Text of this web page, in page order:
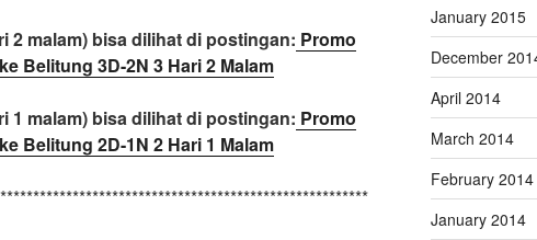
2 malam) bisa dilihat di postingan: Promo
Belitung 3D-2N 3 Hari 2 Malam
1 malam) bisa dilihat di postingan: Promo
Belitung 2D-1N 2 Hari 1 Malam
January 2015
December
April 2014
March 2014
February 2014
January 2014